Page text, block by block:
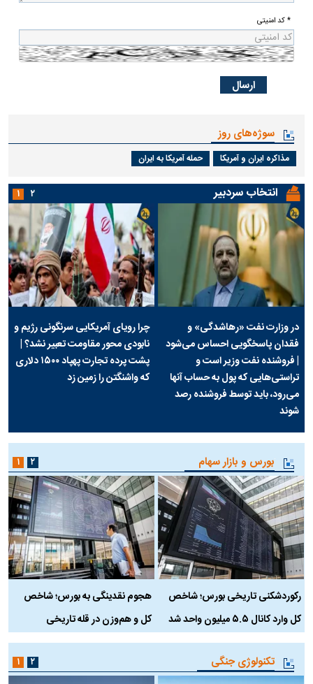
* کد امنیتی
سوژه‌های روز
مذاکره ایران و آمریکا حمله آمریکا به ایران
انتخاب سردبیر
در وزارت نفت «رهاشدگی» و
فقدان پاسخگویی احساس می‌شود
| فروشنده نفت وزیر است و
تراستی‌هایی که پول به حساب آنها
می‌رود، باید توسط فروشنده رصد
شوند
چرا رویای آمریکایی سرنگونی رژیم و
نابودی محور مقاومت تعبیر نشد؟ |
پشت پرده تجارت پهپاد‌ ۱۵۰۰ دلاری
که واشنگتن را زمین زد
۱ ۲
بورس و بازار سهام
رکوردشکنی تاریخی بورس؛ شاخص
کل وارد کانال ۵.۵ میلیون واحد شد
هجوم نقدینگی به بورس؛ شاخص
کل و هم‌وزن در قله تاریخی
۱ ۲
تکنولوژی جنگی ۱ ۲